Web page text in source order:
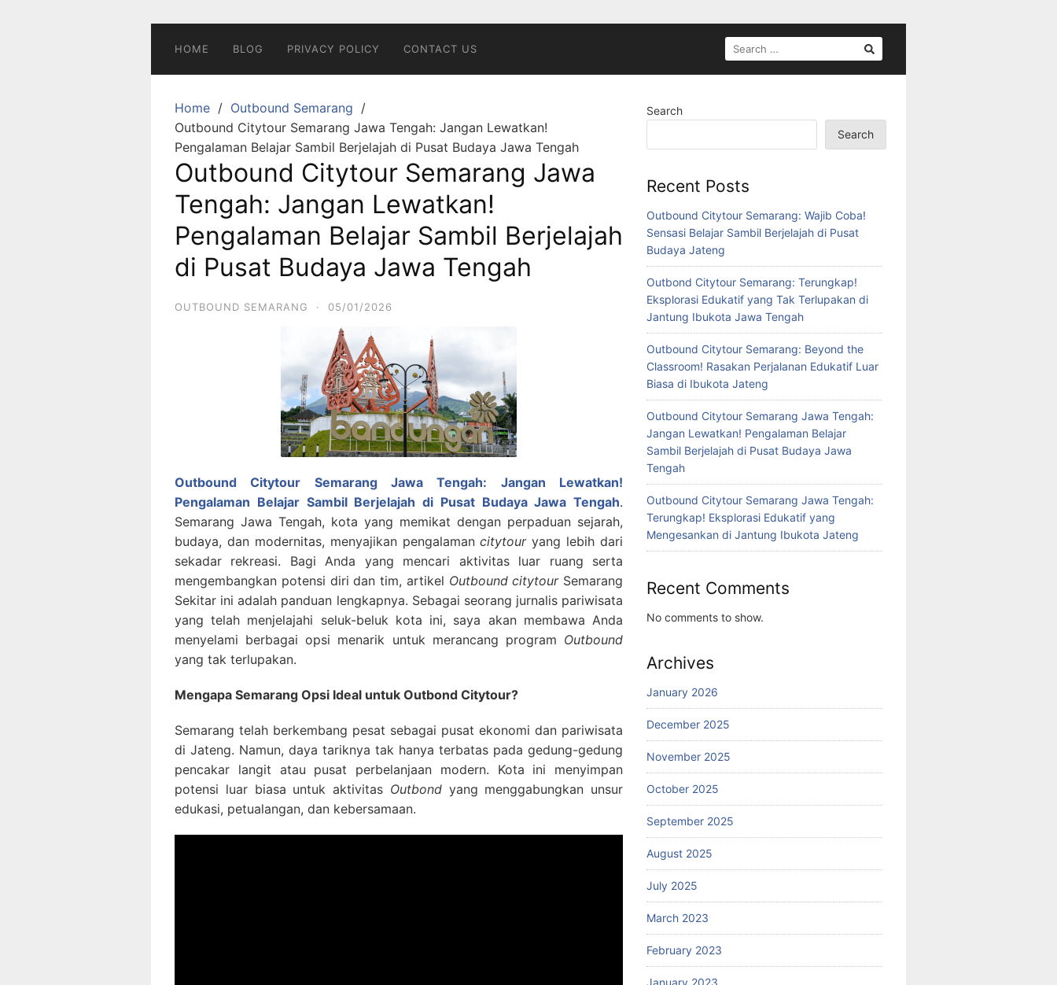
HOME BLOG PRIVACY POLICY CONTACT US
SEARCH
FOR:
Home
Outbound Semarang
Outbound Citytour Semarang Jawa Tengah: Jangan Lewatkan!
Pengalaman Belajar Sambil Berjelajah di Pusat Budaya Jawa Tengah
Outbound Citytour Semarang Jawa
Tengah: Jangan Lewatkan!
Pengalaman Belajar Sambil Berjelajah
di Pusat Budaya Jawa Tengah
OUTBOUND SEMARANG · 05/01/2026
Outbound Citytour Semarang Jawa Tengah: Jangan Lewatkan!
Pengalaman Belajar Sambil Berjelajah di Pusat Budaya Jawa Tengah.
Semarang Jawa Tengah, kota yang memikat dengan perpaduan sejarah,
budaya, dan modernitas, menyajikan pengalamancitytouryang lebih dari
sekadar rekreasi. Bagi Anda yang mencari aktivitas luar ruang serta
mengembangkan potensi diri dan tim, artikel Outbound citytourSemarang
Sekitar ini adalah panduan lengkapnya. Sebagai seorang jurnalis pariwisata
yang telah menjelajahi seluk-beluk kota ini, saya akan membawa Anda
menyelami berbagai opsi menarik untuk merancang program Outbound
yang tak terlupakan.
Mengapa Semarang Opsi Ideal untuk Outbond Citytour?
Semarang telah berkembang pesat sebagai pusat ekonomi dan pariwisata
di Jateng. Namun, daya tariknya tak hanya terbatas pada gedung-gedung
pencakar langit atau pusat perbelanjaan modern. Kota ini menyimpan
potensi luar biasa untuk aktivitas Outbondyang menggabungkan unsur
edukasi, petualangan, dan kebersamaan.
Search
Search
Recent Posts
Outbound Citytour Semarang: Wajib Coba!
Sensasi Belajar Sambil Berjelajah di Pusat
Budaya Jateng
Outbond Citytour Semarang: Terungkap!
Eksplorasi Edukatif yang Tak Terlupakan di
Jantung Ibukota Jawa Tengah
Outbound Citytour Semarang: Beyond the
Classroom! Rasakan Perjalanan Edukatif Luar
Biasa di Ibukota Jateng
Outbound Citytour Semarang Jawa Tengah:
Jangan Lewatkan! Pengalaman Belajar
Sambil Berjelajah di Pusat Budaya Jawa
Tengah
Outbound Citytour Semarang Jawa Tengah:
Terungkap! Eksplorasi Edukatif yang
Mengesankan di Jantung Ibukota Jateng
Recent Comments
No comments to show.
Archives
January 2026
December 2025
November 2025
October 2025
September 2025
August 2025
July 2025
March 2023
February 2023
January 2023